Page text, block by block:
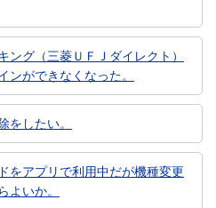
ング（三菱ＵＦＪダイレクト）
ンができなくなった。
をしたい。
をアプリで利用中だが機種変更
よいか。